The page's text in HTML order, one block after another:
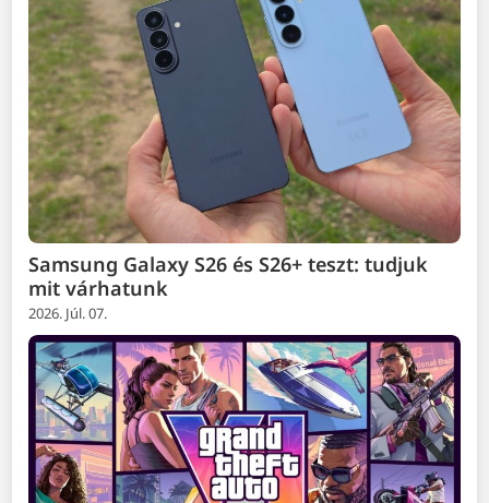
Samsung Galaxy S26 és S26+ teszt: tudjuk
mit várhatunk
2026. Júl. 07.